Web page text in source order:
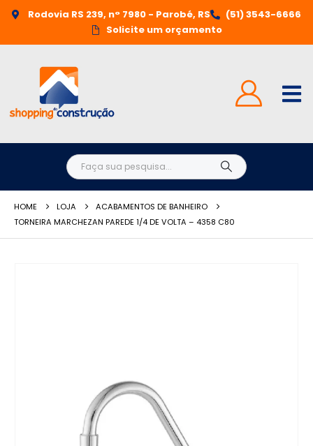
Rodovia RS 239, n° 7980 - Parobé, RS
(51) 3543-6666
Solicite um orçamento
HOME LOJA
ACABAMENTOS DE BANHEIRO
TORNEIRA MARCHEZAN PAREDE 1/4 DE VOLTA – 4358 C80